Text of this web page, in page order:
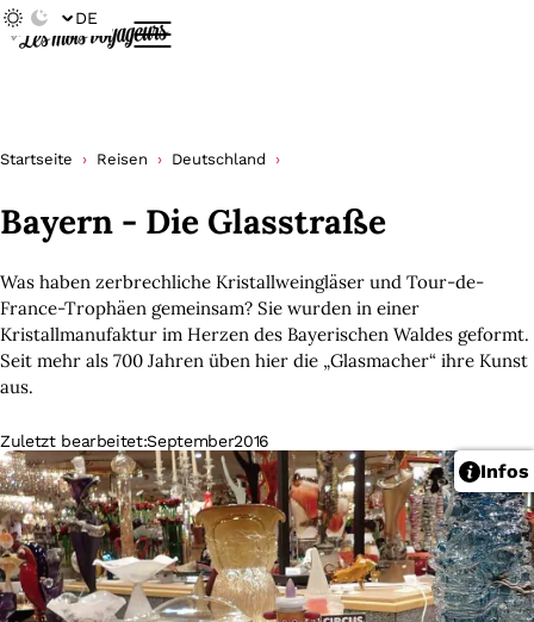
DE
Startseite Reisen Deutschland
Bayern - Die Glasstraße
Was haben zerbrechliche Kristallweingläser und Tour-de-
France-Trophäen gemeinsam? Sie wurden in einer
Kristallmanufaktur im Herzen des Bayerischen Waldes geformt.
Seit mehr als 700 Jahren üben hier die „Glasmacher“ ihre Kunst
aus.
Zuletzt bearbeitet:September2016
Infos